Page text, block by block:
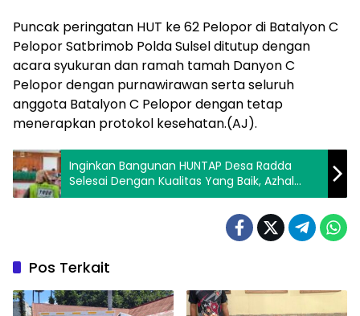
Puncak peringatan HUT ke 62 Pelopor di Batalyon C
Pelopor Satbrimob Polda Sulsel ditutup dengan
acara syukuran dan ramah tamah Danyon C
Pelopor dengan purnawirawan serta seluruh
anggota Batalyon C Pelopor dengan tetap
menerapkan protokol kesehatan.(AJ).
Inginkan Bangunan HUNTAP Desa Radda
Selesai Dengan Kualitas Yang Baik, Azhal
Arifin Gelar RDP Dengan PT. Sakura Makmur
Pos Terkait